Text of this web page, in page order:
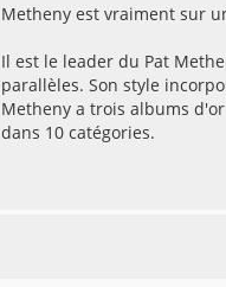
Metheny est vraiment sur
Il est le leader du Pat
parallèles. Son style
Metheny a trois albums
dans 10 catégories.